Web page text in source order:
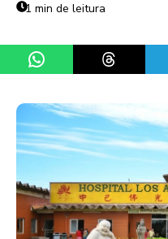
1 min de leitura
Share on WhatsApp
Share on